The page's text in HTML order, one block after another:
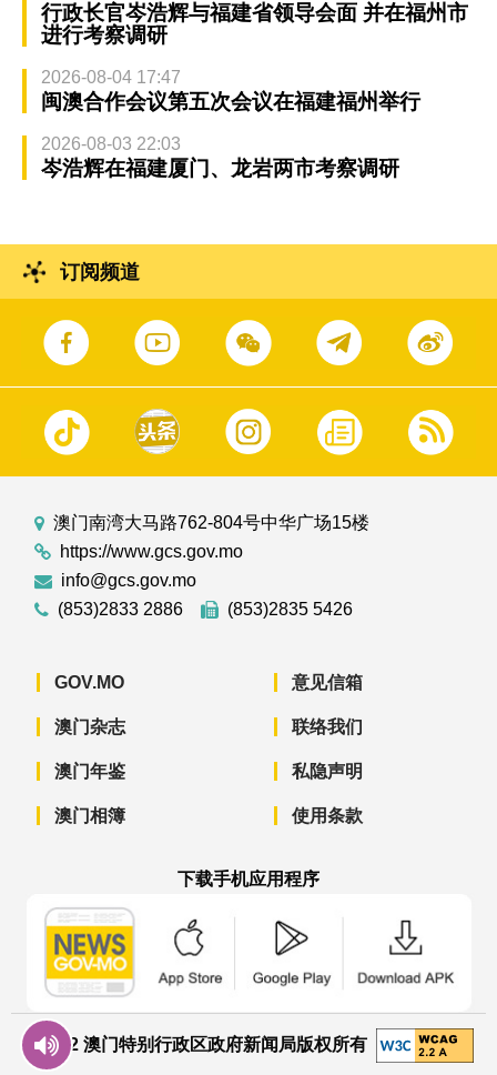
行政长官岑浩辉与福建省领导会面 并在福州市
进行考察调研
2026-08-04 17:47
闽澳合作会议第五次会议在福建福州举行
2026-08-03 22:03
岑浩辉在福建厦门、龙岩两市考察调研
订阅频道
澳门南湾大马路762-804号中华广场15楼
https://www.gcs.gov.mo
info@gcs.gov.mo
(853)2833 2886
(853)2835 5426
GOV.MO
澳门杂志
澳门年鉴
澳门相簿
意见信箱
联络我们
私隐声明
使用条款
下载手机应用程序
© 2022 澳门特别行政区政府新闻局版权所有